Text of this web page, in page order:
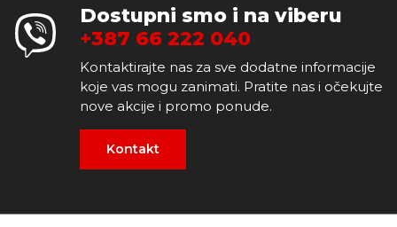
Dostupni smo i na viberu
+387 66 222 040
Kontaktirajte nas za sve dodatne informacije
koje vas mogu zanimati. Pratite nas i očekujte
nove akcije i promo ponude.
Kontakt